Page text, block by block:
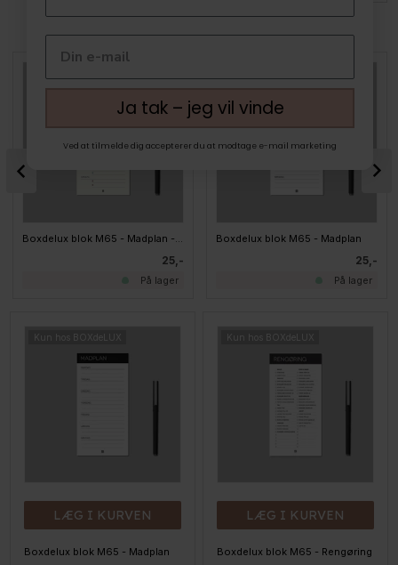
MEST POPULÆRE I GAVER 0-99 KR.
Boxdelux blok M65 - Madplan - Nordic
25,-
På lager
Boxdelux blok M65 - Madplan
25,-
På lager
Kun hos BOXdeLUX
LÆG I KURVEN
Boxdelux blok M65 - Madplan
Kun hos BOXdeLUX
LÆG I KURVEN
Boxdelux blok M65 - Rengøring
Ja tak – jeg vil vinde
Ved at tilmelde dig accepterer du at modtage e-mail marketing